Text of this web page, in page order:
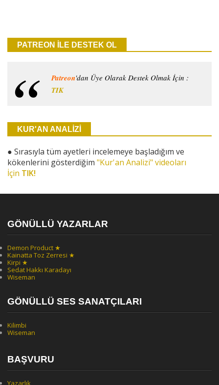
PATREON İLE DESTEK OL
Patreon'dan Üye Olarak Destek Olmak İçin :
TIK
KUR'AN ANALİZİ
● Sırasıyla tüm ayetleri incelemeye başladığım ve
kökenlerini gösterdiğim "Kur'an Analizi" videoları
İçin TIK!
GÖNÜLLÜ YAZARLAR
Demon Product ★
Kainatta Toz Zerresi ★
Kirpi ★
Sedat Hakkı Karadayı
Wiseman
GÖNÜLLÜ SES SANATÇILARI
Kilimbi
Wiseman
BAŞVURU
Yazarlık